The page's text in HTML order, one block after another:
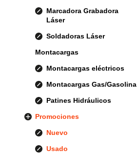
Marcadora Grabadora
Láser
Soldadoras Láser
Montacargas
Montacargas eléctricos
Montacargas Gas/Gasolina
Patines Hidráulicos
Promociones
Nuevo
Usado